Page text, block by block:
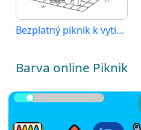
Bezplatný piknik k vytisknutí
Barva online Piknik